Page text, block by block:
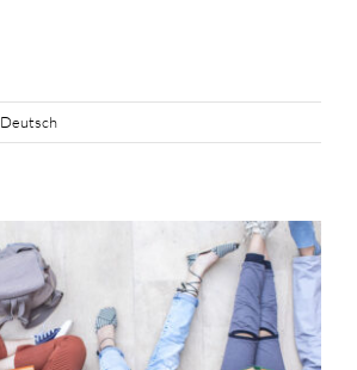
Deutsch